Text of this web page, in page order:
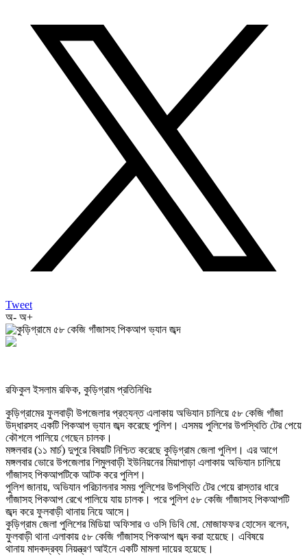
Tweet
অ- অ+
রফিকুল ইসলাম রফিক, কুড়িগ্রাম প্রতিনিধিঃ
কুড়িগ্রামের ফুলবাড়ী উপজেলার প্রত্যন্ত এলাকায় অভিযান চালিয়ে ৫৮ কেজি গাঁজা
উদ্ধারসহ একটি পিকআপ ভ্যান জব্দ করেছে পুলিশ। এসময় পুলিশের উপস্থিতি টের পেয়ে
কৌশলে পালিয়ে গেছেন চালক।
মঙ্গলবার (১১ মার্চ) দুপুরে বিষয়টি নিশ্চিত করেছে কুড়িগ্রাম জেলা পুলিশ। এর আগে
মঙ্গলবার ভোরে উপজেলার শিমুলবাড়ী ইউনিয়নের মিয়াপাড়া এলাকায় অভিযান চালিয়ে
গাঁজাসহ পিকআপটিকে আটক করে পুলিশ।
পুলিশ জানায়, অভিযান পরিচালনার সময় পুলিশের উপস্থিতি টের পেয়ে রাস্তার ধারে
গাঁজাসহ পিকআপ রেখে পালিয়ে যায় চালক। পরে পুলিশ ৫৮ কেজি গাঁজাসহ পিকআপটি
জব্দ করে ফুলবাড়ী থানায় নিয়ে আসে।
কুড়িগ্রাম জেলা পুলিশের মিডিয়া অফিসার ও ওসি ডিবি মো. মোজাফফর হোসেন বলেন,
ফুলবাড়ী থানা এলাকায় ৫৮ কেজি গাঁজাসহ পিকআপ জব্দ করা হয়েছে। এবিষয়ে
থানায় মাদকদ্রব্য নিয়ন্ত্রণ আইনে একটি মামলা দায়ের হয়েছে।